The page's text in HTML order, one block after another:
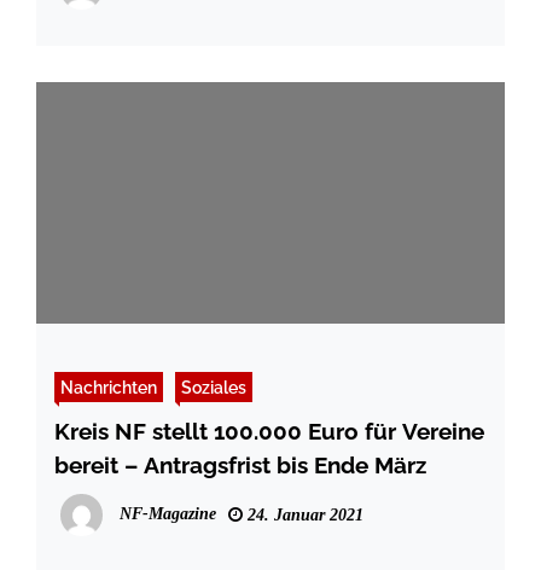
Nachrichten Soziales
Kreis NF stellt 100.000 Euro für Vereine
bereit – Antragsfrist bis Ende März
NF-Magazine 24. Januar 2021